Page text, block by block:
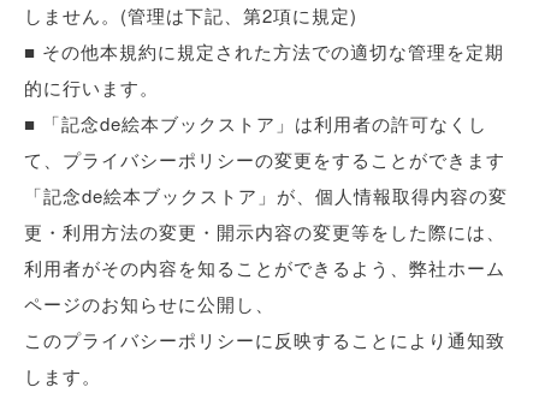
しません。(管理は下記、第2項に規定)
■ その他本規約に規定された方法での適切な管理を定期
的に行います。
■ 「記念de絵本ブックストア」は利用者の許可なくし
て、プライバシーポリシーの変更をすることができます
「記念de絵本ブックストア」が、個人情報取得内容の変
更・利用方法の変更・開示内容の変更等をした際には、
利用者がその内容を知ることができるよう、弊社ホーム
ページのお知らせに公開し、
このプライバシーポリシーに反映することにより通知致
します。